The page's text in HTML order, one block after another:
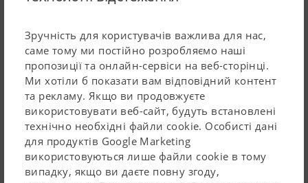
Зручність для користувачів важлива для нас,
саме тому ми постійно розробляємо наші
пропозиції та онлайн-сервіси на веб-сторінці.
Ми хотіли б показати вам відповідний контент
та рекламу. Якщо ви продовжуєте
використовувати веб-сайт, будуть встановлені
технічно необхідні файли cookie. Особисті дані
для продуктів Google Marketing
використовуються лише файли cookie в тому
випадку, якщо ви даєте повну згоду,
якомога ближче до землі, не заглиблюючись в неї.
Дотримання правильної висоти стерні 8-12 см
додатково зменшує ризик занесення бруду, оскільки
машині більше не потрібно працювати настільки
близько до землі, щоб підібрати чистий корм.
Водночас траві залишається достатньо простору для
асиміляції, щоб якомога швидше пустити пагони.
Якщо поля не рівні, особливу увагу варто звернути
Читайте більше
Технічні дані
IMPRESS 3160 V